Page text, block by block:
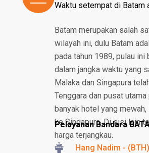
Waktu setempat di Batam
Batam merupakan salah
wilayah ini, dulu Batam
pada tahun 1989, pulau
dalam jangka waktu yang
Malaka dan Singapura
Tenggara dan pusat
banyak hotel yang
ke Singapura. Di sisi lain
harga terjangkau.
Pelayanan Bandara
Hang Nadim - (BTH)